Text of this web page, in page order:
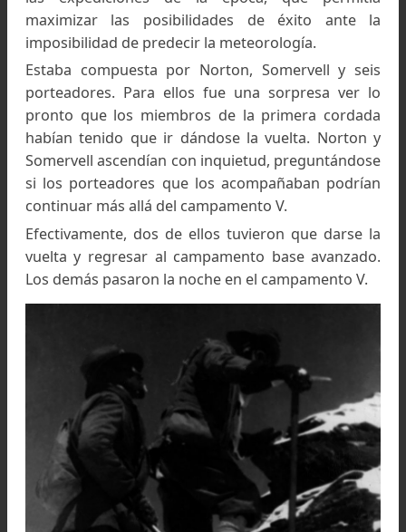
Expedición de 1922 al monte Everest, en
imagen aparecen en el campamento ubicado a casi
metros
Cuatro de los porteadores tuvieron que
antes de que pudieran instalar el campamento
7.700 metros.
Mientras Mallory, allanaba el terreno para
las tiendas, Bruce y otro de los porteadores
replegaron para recuperar las cargas que
quedado abandonadas.
Al día siguiente, otros tres porteadores
que renunciar a continuar, y el intento
cancelado sin poder instalar el campamento VI,
estaba previsto a 8.200 metros.
La segunda cordada partió al día siguiente
primera, el día 2. Esto era una práctica habitual
las expediciones de la época, que
maximizar las posibilidades de éxito ante